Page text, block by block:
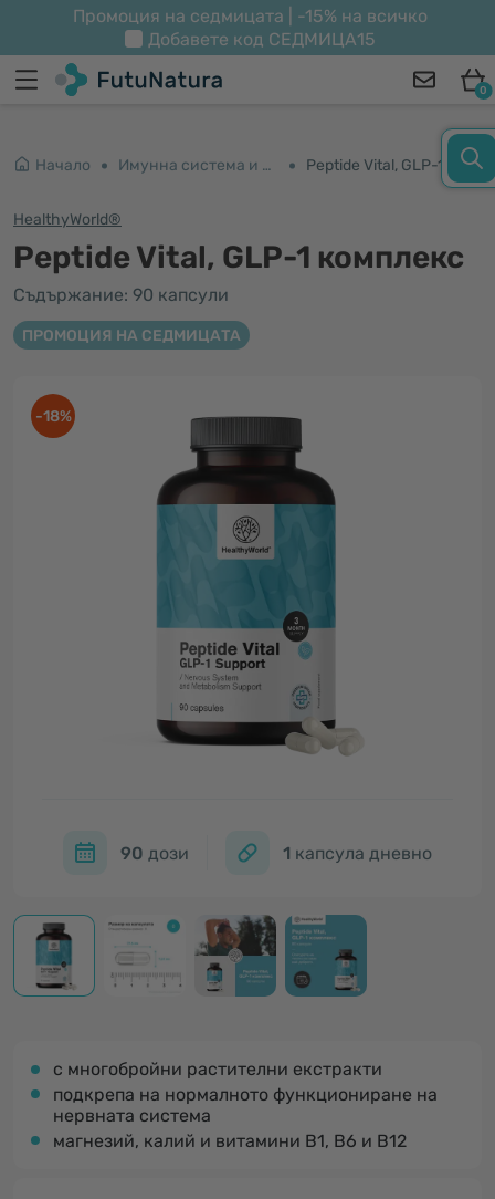
Промоция на седмицата | -15% на всичко
Добавете код СЕДМИЦА15
0
Начало Имунна система и енергия Peptide Vital, GLP-1 комплекс
HealthyWorld®
Peptide Vital, GLP-1 комплекс
Съдържание: 90 капсули
ПРОМОЦИЯ НА СЕДМИЦАТА
-18%
90 дози 1 капсула дневно
с многобройни растителни екстракти
подкрепа на нормалното функциониране на
нервната система
магнезий, калий и витамини B1, B6 и B12